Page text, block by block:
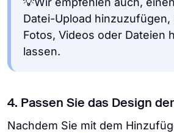
Datei-Upload hinzuzufügen,
Fotos, Videos oder Dateien
lassen.
4. Passen Sie das Design
Nachdem Sie mit dem